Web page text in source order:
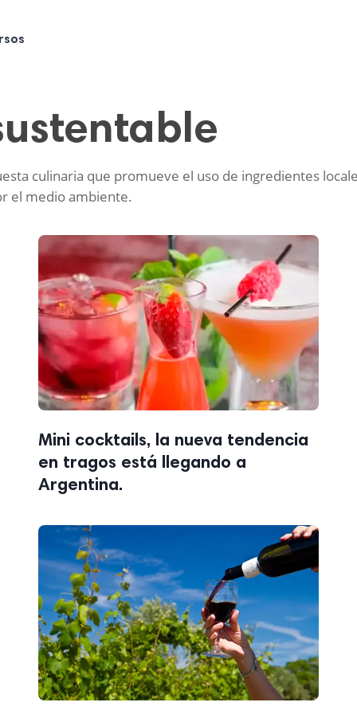
culinaria que promueve el uso de ingredientes
el medio ambiente.
Mini cocktails, la nueva tendencia
en tragos está llegando a
Argentina.